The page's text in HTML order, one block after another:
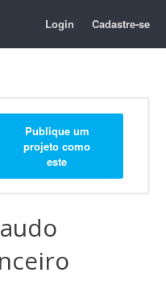
Login Cadastre-se
Publique um
projeto como
este